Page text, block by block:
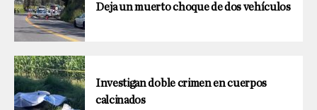
Deja un muerto choque de dos vehículos
Investigan doble crimen en cuerpos
calcinados